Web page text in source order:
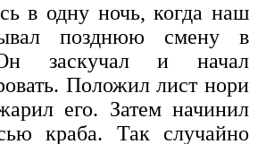
в одну ночь, когда наш
позднюю смену в
заскучал и начал
Положил лист нори
его. Затем начинил
краба. Так случайно